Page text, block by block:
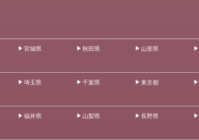
宮城県 秋田県 山形県
埼玉県 千葉県 東京都
福井県 山梨県 長野県